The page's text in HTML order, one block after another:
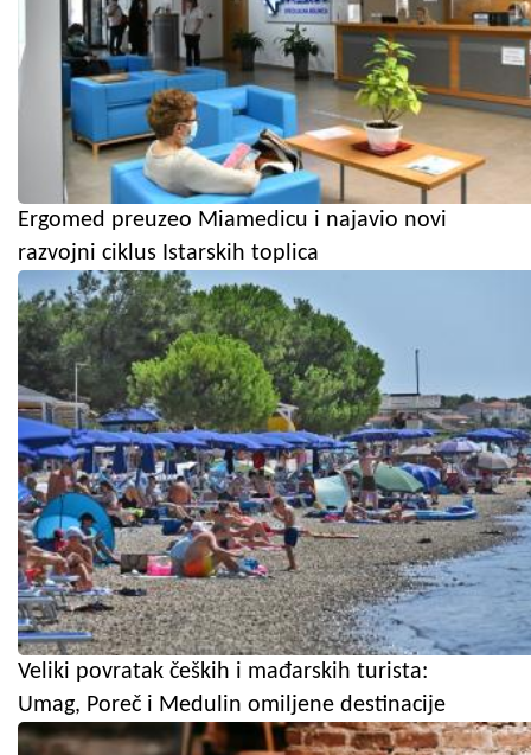
Ergomed preuzeo Miamedicu i najavio novi
razvojni ciklus Istarskih toplica
Veliki povratak čeških i mađarskih turista:
Umag, Poreč i Medulin omiljene destinacije